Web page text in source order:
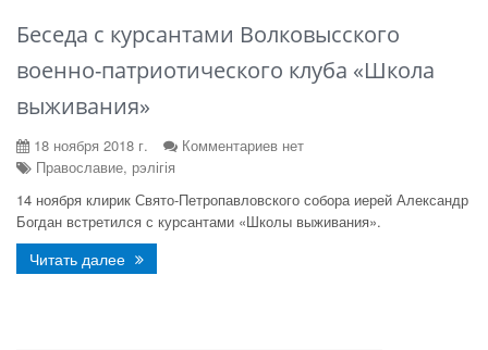
Беседа с курсантами Волковысского
военно-патриотического клуба «Школа
выживания»
18 ноября 2018 г.
Комментариев нет
Православие, рэлігія
14 ноября клирик Свято-Петропавловского собора иерей Александр
Богдан встретился с курсантами «Школы выживания».
Читать далее